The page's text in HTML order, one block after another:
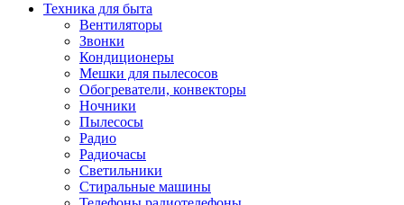
Техника для быта
Вентиляторы
Звонки
Кондиционеры
Мешки для пылесосов
Обогреватели, конвекторы
Ночники
Пылесосы
Радио
Радиочасы
Светильники
Стиральные машины